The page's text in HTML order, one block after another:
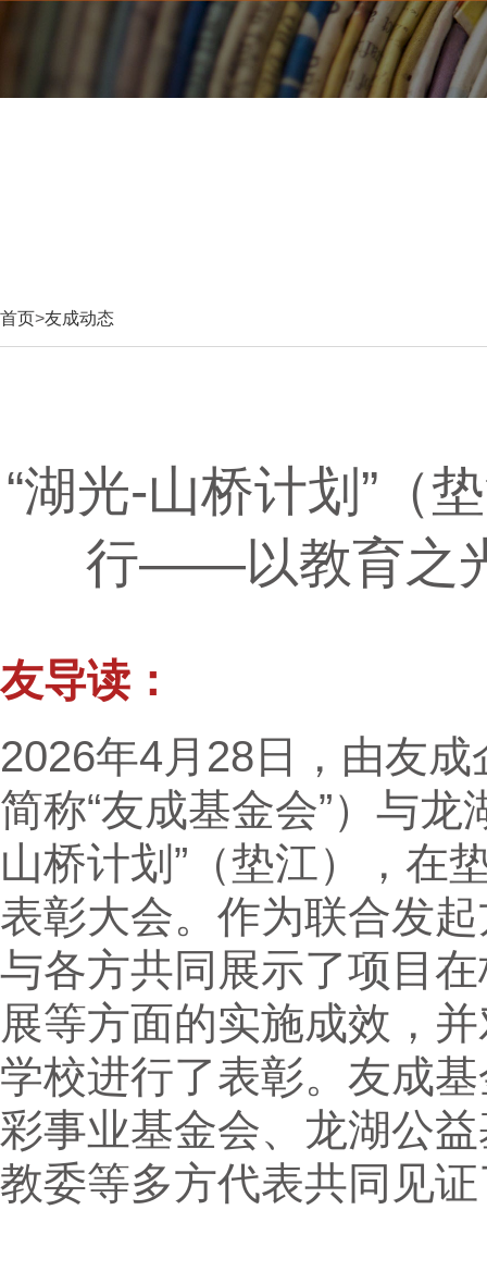
首页>友成动态
“湖光-山桥计划”（
行——以教育之
友导读：
2026年4月28日，由友
简称“友成基金会”）与
山桥计划”（垫江），在
表彰大会。作为联合发
与各方共同展示了项目
展等方面的实施成效，
学校进行了表彰。友成
彩事业基金会、龙湖公
教委等多方代表共同见